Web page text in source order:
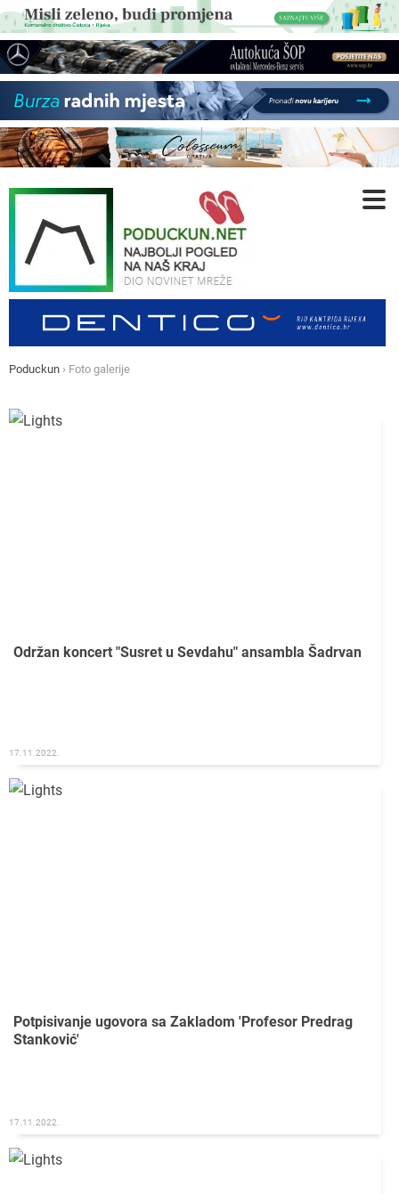
Poduckun › Foto galerije
Održan koncert "Susret u Sevdahu" ansambla Šadrvan
17.11.2022.
Potpisivanje ugovora sa Zakladom 'Profesor Predrag
Stanković'
17.11.2022.